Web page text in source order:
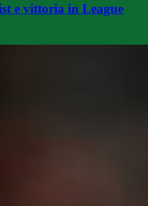
e vittoria in League